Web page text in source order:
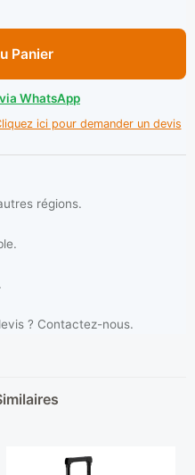
Panier
WhatsApp
ici pour demander un devis
régions.
? Contactez-nous.